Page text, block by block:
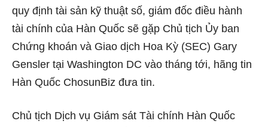
quy định tài sản kỹ thuật số, giám đốc điều hành
tài chính của Hàn Quốc sẽ gặp Chủ tịch Ủy ban
Chứng khoán và Giao dịch Hoa Kỳ (SEC) Gary
Gensler tại Washington DC vào tháng tới, hãng tin
Hàn Quốc ChosunBiz đưa tin.
Chủ tịch Dịch vụ Giám sát Tài chính Hàn Quốc